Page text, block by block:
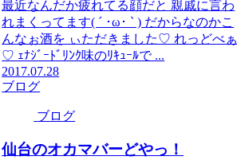
最近なんだか疲れてる顔だと 親戚に言わ
れまくってます( ´ ･ω･ ` ) だからなのかこ
んなぉ酒を ぃただきました♡ れっどべぁ
♡ ｪﾅｼﾞｰﾄﾞﾘﾝｸ味のﾘｷｭｰﾙで ...
2017.07.28
ブログ
ブログ
仙台のオカマバーどやっ！